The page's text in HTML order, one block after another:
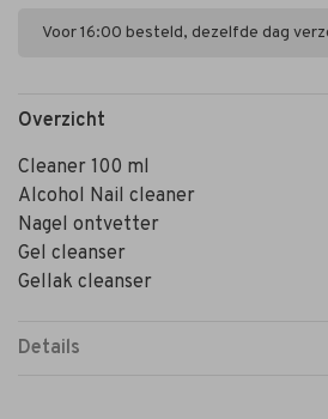
Voor 16:00 besteld, dezelfde dag
Overzicht
Cleaner 100 ml
Alcohol Nail cleaner
Nagel ontvetter
Gel cleanser
Gellak cleanser
Details